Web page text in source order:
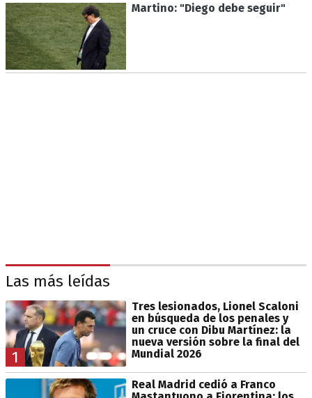
Martino: "Diego debe seguir"
Las más leídas
1
Tres lesionados, Lionel Scaloni
en búsqueda de los penales y
un cruce con Dibu Martínez: la
nueva versión sobre la final del
Mundial 2026
Real Madrid cedió a Franco